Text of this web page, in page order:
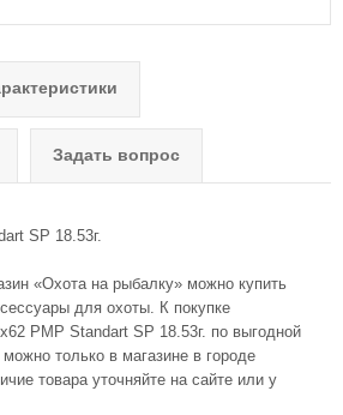
Задать вопрос
SP 18.53г.
«Охота на рыбалку» можно купить
для охоты. К покупке
PMP Standart SP 18.53г. по выгодной
только в магазине в городе
товара уточняйте на сайте или у